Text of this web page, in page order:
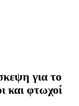
για το
και φτωχοί